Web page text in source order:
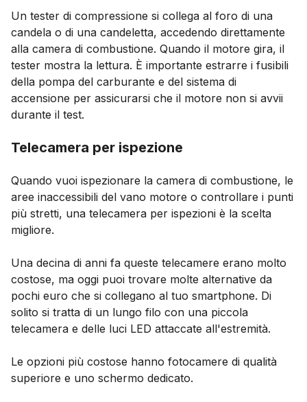
Un tester di compressione si collega al foro di una
candela o di una candeletta, accedendo direttamente
alla camera di combustione. Quando il motore gira, il
tester mostra la lettura. È importante estrarre i fusibili
della pompa del carburante e del sistema di
accensione per assicurarsi che il motore non si avvii
durante il test.
Telecamera per ispezione
Quando vuoi ispezionare la camera di combustione, le
aree inaccessibili del vano motore o controllare i punti
più stretti, una telecamera per ispezioni è la scelta
migliore.
Una decina di anni fa queste telecamere erano molto
costose, ma oggi puoi trovare molte alternative da
pochi euro che si collegano al tuo smartphone. Di
solito si tratta di un lungo filo con una piccola
telecamera e delle luci LED attaccate all'estremità.
Le opzioni più costose hanno fotocamere di qualità
superiore e uno schermo dedicato.